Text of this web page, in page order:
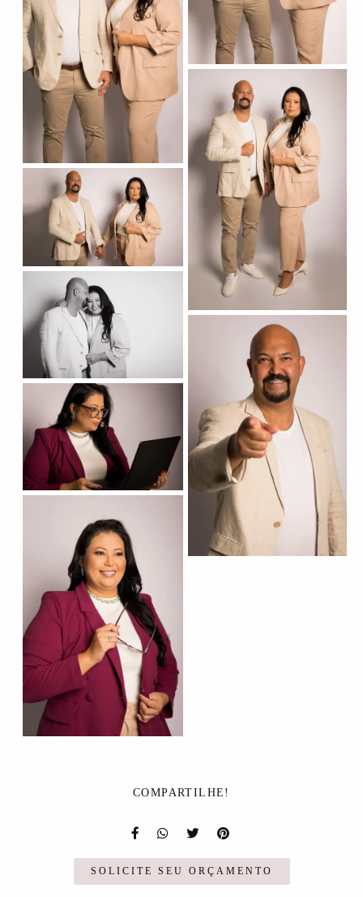
COMPARTILHE!
SOLICITE SEU ORÇAMENTO